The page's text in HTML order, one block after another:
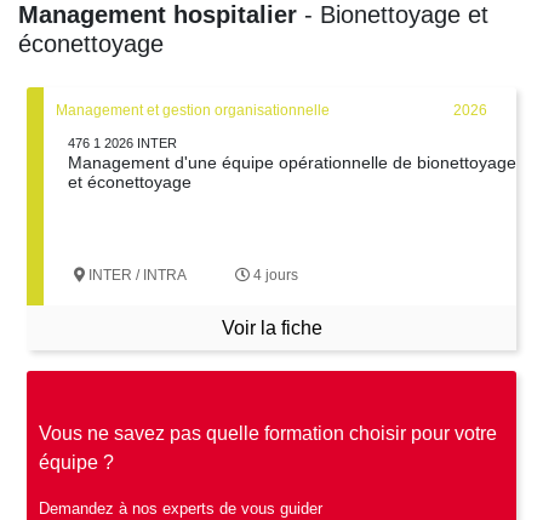
Management hospitalier - Bionettoyage et
éconettoyage
Management et gestion organisationnelle 2026
476 1 2026 INTER
Management d'une équipe opérationnelle de bionettoyage
et éconettoyage
INTER / INTRA 4 jours
Voir la fiche
Vous ne savez pas quelle formation choisir pour votre
équipe ?
Demandez à nos experts de vous guider